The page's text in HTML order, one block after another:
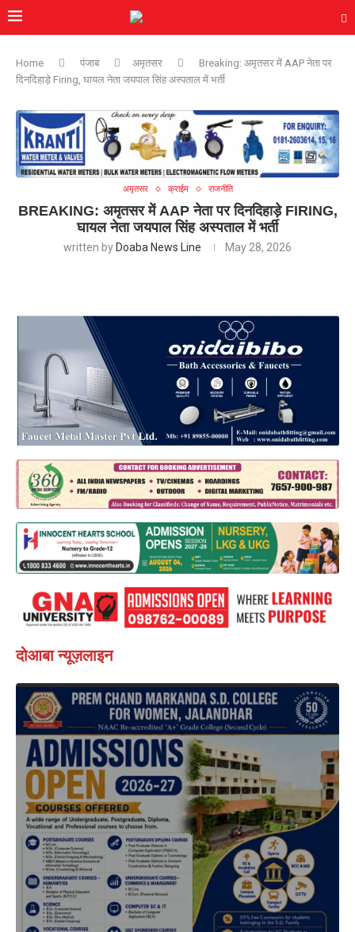
Home पंजाब अमृतसर
Breaking: अमृतसर में AAP नेता पर
दिनदिहाड़े Firing, घायल नेता जयपाल सिंह अस्पताल में भर्ती
अमृतसर क्राईम राजनीति
BREAKING: अमृतसर में AAP नेता पर दिनदिहाड़े FIRING,
घायल नेता जयपाल सिंह अस्पताल में भर्ती
written by Doaba News Line May 28, 2026
दोआबा न्यूज़लाइन